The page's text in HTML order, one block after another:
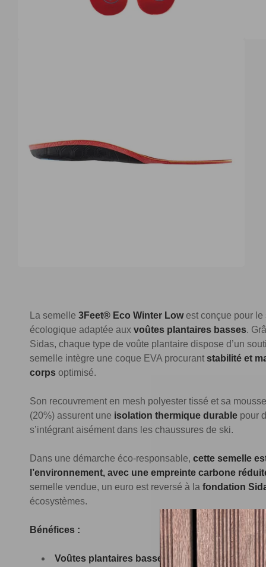
La semelle 3Feet® Eco Winter Low est conçue pour
écologique adaptée aux voûtes plantaires basses.
Sidas, chaque type de voûte plantaire dispose d’un
semelle intègre une coque EVA procurant stabilité et
corps optimisé.
Son recouvrement en mesh polyester tissé et sa
(20%) assurent une isolation thermique durable pour
s’intégrant aisément dans les chaussures de ski.
Dans une démarche éco-responsable, cette semelle
l’environnement, avec une empreinte carbone
semelle vendue, un euro est reversé à la fondation
écosystèmes.
Bénéfices :
Voûtes plantaires basses : Conception